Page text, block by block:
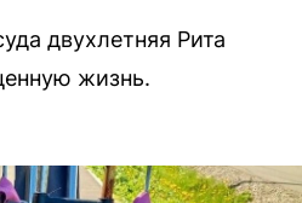
двухлетняя Рита
жизнь.